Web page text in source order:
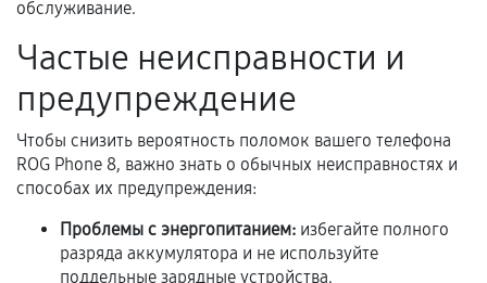
услуг и сроком гарантии.
Документы на установленные комплектующие
и кассовый чек.
В некоторых случаях возможно оформление
обслуживание.
Частые неисправности и
предупреждение
Чтобы снизить вероятность поломок вашего телефона
ROG Phone 8, важно знать о обычных неисправностях и
способах их предупреждения:
Проблемы с энергопитанием: избегайте полного
разряда аккумулятора и не используйте
поддельные зарядные устройства.